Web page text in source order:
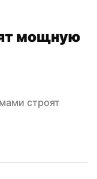
мощную
строят